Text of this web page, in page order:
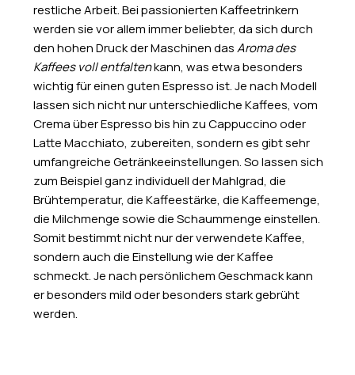
restliche Arbeit. Bei passionierten Kaffeetrinkern
werden sie vor allem immer beliebter, da sich durch
den hohen Druck der Maschinen dasAroma des
Kaffees voll entfaltenkann, was etwa besonders
wichtig für einen guten Espresso ist. Je nach Modell
lassen sich nicht nur unterschiedliche Kaffees, vom
Crema über Espresso bis hin zu Cappuccino oder
Latte Macchiato, zubereiten, sondern es gibt sehr
umfangreiche Getränkeeinstellungen. So lassen sich
zum Beispiel ganz individuell der Mahlgrad, die
Brühtemperatur, die Kaffeestärke, die Kaffeemenge,
die Milchmenge sowie die Schaummenge einstellen.
Somit bestimmt nicht nur der verwendete Kaffee,
sondern auch die Einstellung wie der Kaffee
schmeckt. Je nach persönlichem Geschmack kann
er besonders mild oder besonders stark gebrüht
werden.